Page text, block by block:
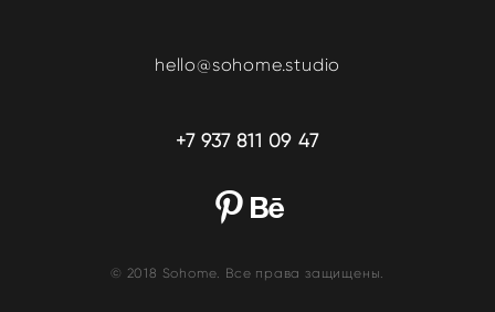
hello@sohome.studio
+7 937 811 09 47
© 2018 Sohome. Все права защищены.